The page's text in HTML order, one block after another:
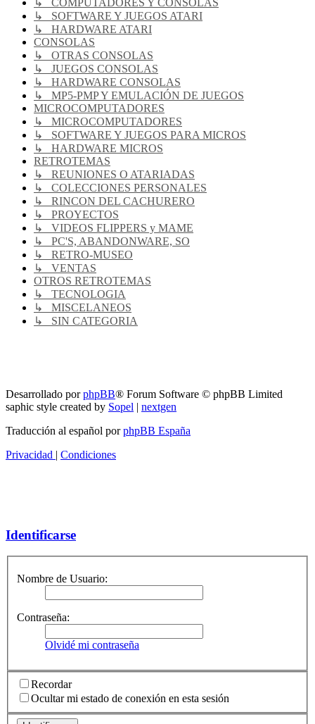
↳ COMPUTADORES Y CONSOLAS
↳ SOFTWARE Y JUEGOS ATARI
↳ HARDWARE ATARI
CONSOLAS
↳ OTRAS CONSOLAS
↳ JUEGOS CONSOLAS
↳ HARDWARE CONSOLAS
↳ MP5-PMP Y EMULACIÓN DE JUEGOS
MICROCOMPUTADORES
↳ MICROCOMPUTADORES
↳ SOFTWARE Y JUEGOS PARA MICROS
↳ HARDWARE MICROS
RETROTEMAS
↳ REUNIONES O ATARIADAS
↳ COLECCIONES PERSONALES
↳ RINCON DEL CACHURERO
↳ PROYECTOS
↳ VIDEOS FLIPPERS y MAME
↳ PC'S, ABANDONWARE, SO
↳ RETRO-MUSEO
↳ VENTAS
OTROS RETROTEMAS
↳ TECNOLOGIA
↳ MISCELANEOS
↳ SIN CATEGORIA
Desarrollado porphpBB® Forum Software © phpBB Limited
saphic style created by Sopel | nextgen
Traducción al español porphpBB España
Privacidad | Condiciones
Identificarse
Nombre de Usuario:
Contraseña:
Olvidé mi contraseña
Recordar
Ocultar mi estado de conexión en esta sesión